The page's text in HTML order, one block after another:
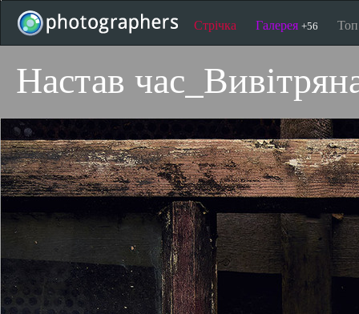
Стрічка Галерея +56
Настав